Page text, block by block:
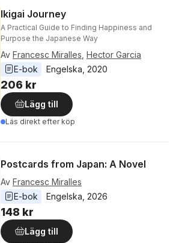
Ikigai Journey
A Practical Guide to Finding Happiness and
Purpose the Japanese Way
Av Francesc Miralles Hector Garcia
E-bok
Engelska 2020
206 kr
Lägg till
Läs direkt efter köp
Postcards from Japan: A Novel
Av Francesc Miralles
E-bok
Engelska 2026
148 kr
Lägg till